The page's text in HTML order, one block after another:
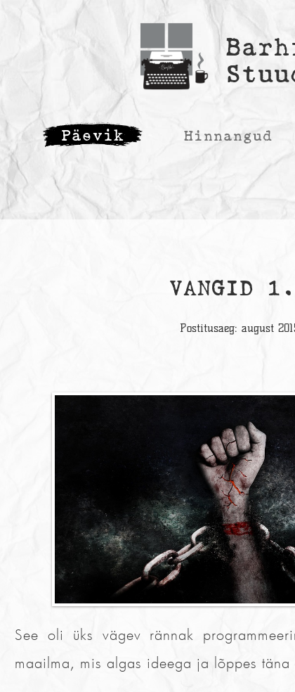
Päevik Hinnangud
VANGID
Postitusaeg: august
See oli üks vägev rännak
maailma, mis algas ideega ja lõppes